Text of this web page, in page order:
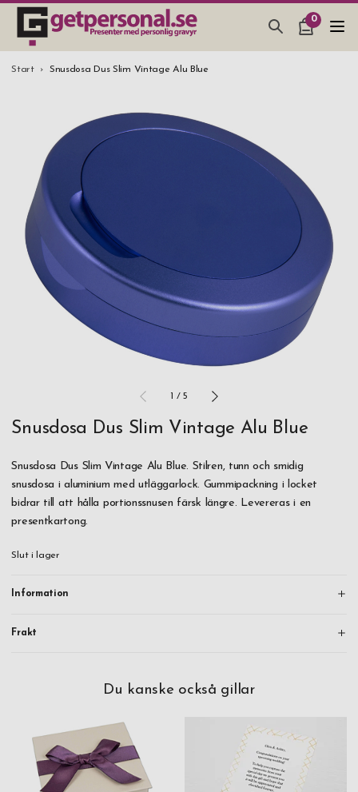
0
PRESENTER & PRYLAR
SMYCKEN & ACCESSOARER
PRESENTTIPS
BRÖLLOPSPRESENT 2026
STUDENTPRESENT 2026
Start Snusdosa Dus Slim Vintage Alu Blue
1 /5
Snusdosa Dus Slim Vintage Alu Blue
Snusdosa Dus Slim Vintage Alu Blue. Stilren, tunn och smidig
snusdosa i aluminium med utläggarlock. Gummipackning i locket
bidrar till att hålla portionssnusen färsk längre. Levereras i en
presentkartong.
Slut i lager
Information
Frakt
Du kanske också gillar